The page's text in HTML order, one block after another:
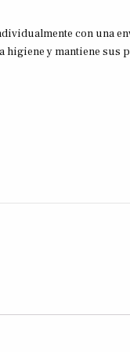
con una
higiene y mantiene sus